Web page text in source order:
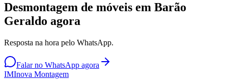
Desmontagem de móveis em Barão
Geraldo agora
Resposta na hora pelo WhatsApp.
Falar no WhatsApp agora
IMInova Montagem